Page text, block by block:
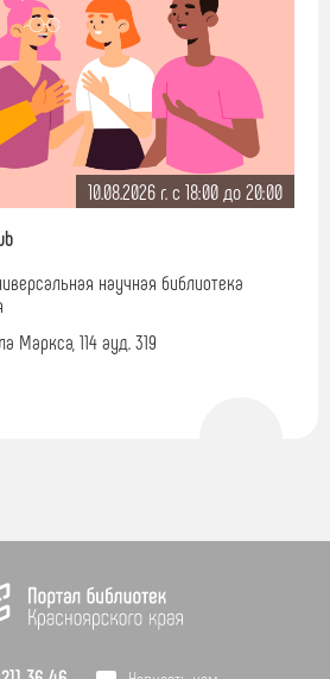
10.08.2026 г. c 18:00 до 20:00
научная библиотека
Маркса, 114 ауд. 319